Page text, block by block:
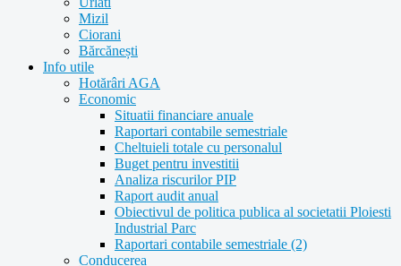
Mizil
Ciorani
Bărcănești
Info utile
Hotărâri AGA
Economic
Situatii financiare anuale
Raportari contabile semestriale
Cheltuieli totale cu personalul
Buget pentru investitii
Analiza riscurilor PIP
Raport audit anual
Obiectivul de politica publica al societatii Ploiesti
Industrial Parc
Raportari contabile semestriale (2)
Conducerea